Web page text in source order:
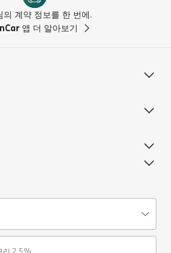
의 계약 정보를 한 번에.
앱 더 알아보기